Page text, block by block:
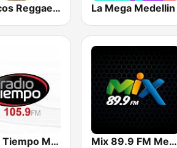
Clásicos Reggaeton 24/7 La Mega Medellin
Radio Tiempo Medellín Mix 89.9 FM Medellin